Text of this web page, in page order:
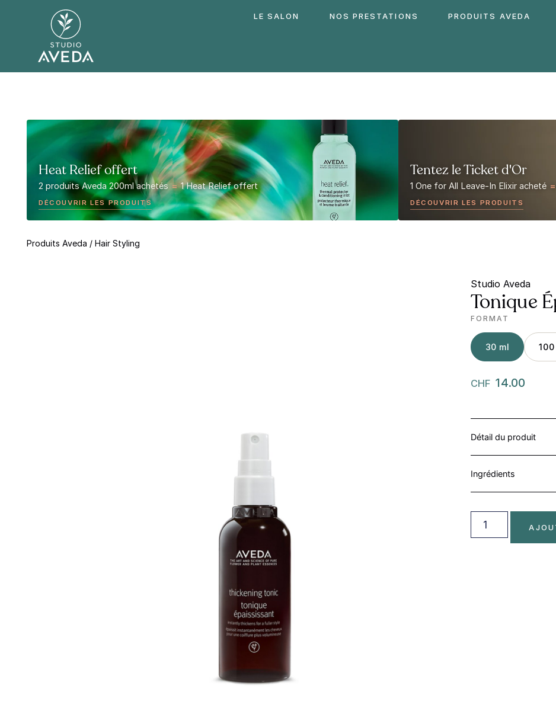
LE SALON NOS PRESTATIONS PRODUITS AVEDA
Heat Relief offert
2 produits Aveda 200ml achetés =1 Heat Relief offert
DÉCOUVRIR LES PRODUITS
Tentez le Ticket d'Or
1 One for All Leave-In Elixir acheté =
DÉCOUVRIR LES PRODUITS
Produits Aveda / Hair Styling
Studio Aveda
Tonique
FORMAT
30 ml 100
CHF 14.00
Détail du produit
Ingrédients